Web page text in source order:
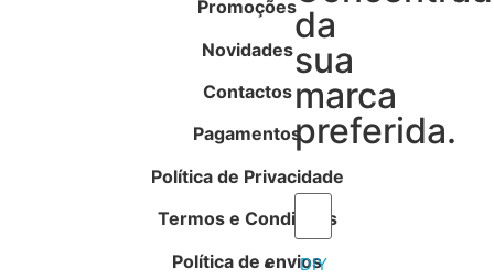
da
sua
marca
preferida.
DIY
Promoções
Novidades
Contactos
Pagamentos
Política de Privacidade
Termos e Condições
Política de envios